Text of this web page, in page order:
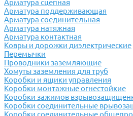
Арматура сцепная
Арматура поддерживающая
Арматура соединительная
Арматура натяжная
Арматура контактная
Ковры и дорожки диэлектрические
Перемычки
Проводники заземляющие
Хомуты заземления для труб
Коробки и ящики управления
Коробки монтажные огнестойкие
Коробки зажимов
Коробки соединительные
Коробки соединительные